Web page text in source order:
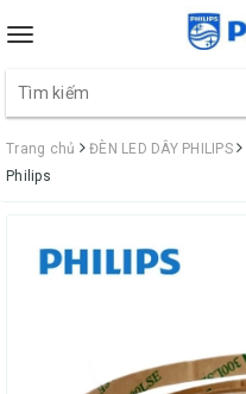
Toggle
Trang chủ ĐÈN LED DÂY PHILIPS
Philips